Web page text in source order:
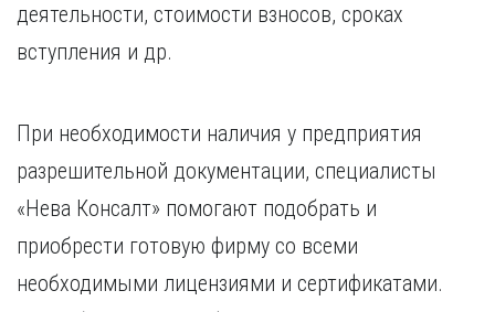
деятельности, стоимости взносов, сроках
вступления и др.
При необходимости наличия у предприятия
разрешительной документации, специалисты
«Нева Консалт» помогают подобрать и
приобрести готовую фирму со всеми
необходимыми лицензиями и сертификатами.